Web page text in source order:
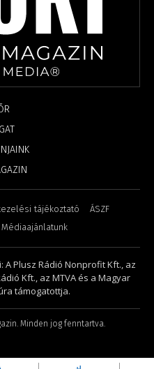
tájékoztató
ÁSZF
Médiaajánlatunk
A Plusz Rádió Nonprofit Kft., az
Kft., az MTVA és a Magyar
támogatottja.
Minden jog fenntartva.